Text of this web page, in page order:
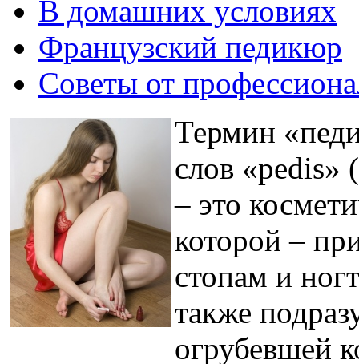
В домашних условиях
Французский педикюр
Советы от
Термин
слов «pedis»
– это
которой –
стопам и
также
огрубевшей